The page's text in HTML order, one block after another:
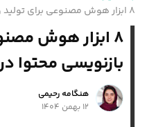
۸ ابزار هوش مصنوعی برای تولید و بازنویسی محتوا در ۲۰۲۶
۸ ابزار هوش
بازنویسی محتوا در
هنگامه رحیمی
۱۲ بهمن ۱۴۰۴